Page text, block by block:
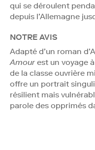
qui se déroulent
depuis l’Allemagne
NOTRE AVIS
Adapté d’un roman
Amourest un voyage
de la classe ouvrière
offre un portrait
résilient mais
parole des opprimés